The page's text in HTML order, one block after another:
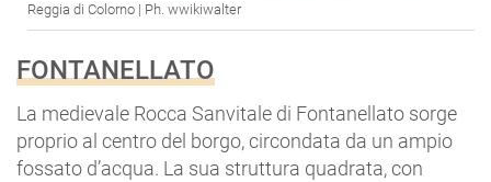
Reggia di Colorno | Ph. wwikiwalter
FONTANELLATO
La medievale Rocca Sanvitale di Fontanellato sorge
proprio al centro del borgo, circondata da un ampio
fossato d’acqua. La sua struttura quadrata, con